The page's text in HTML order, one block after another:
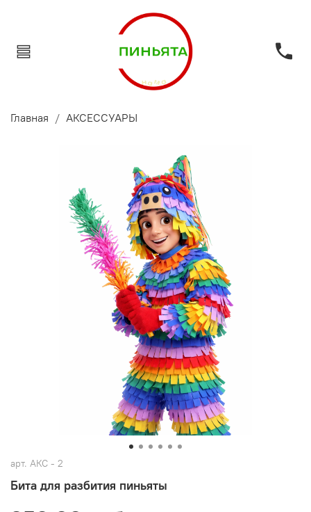
Главная АКСЕССУАРЫ
арт. АКС - 2
Бита для разбития пиньяты